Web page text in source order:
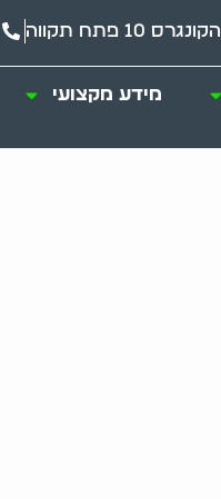
הקונגרס 10 פתח תקווה
מידע מקצועי